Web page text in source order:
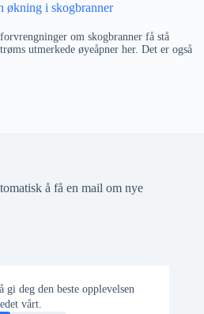
deg den beste opplevelsen
vårt.
økning i skogbranner
om skogbranner få stå
utmerkede øyeåpner her. Det er også
å få en mail om nye